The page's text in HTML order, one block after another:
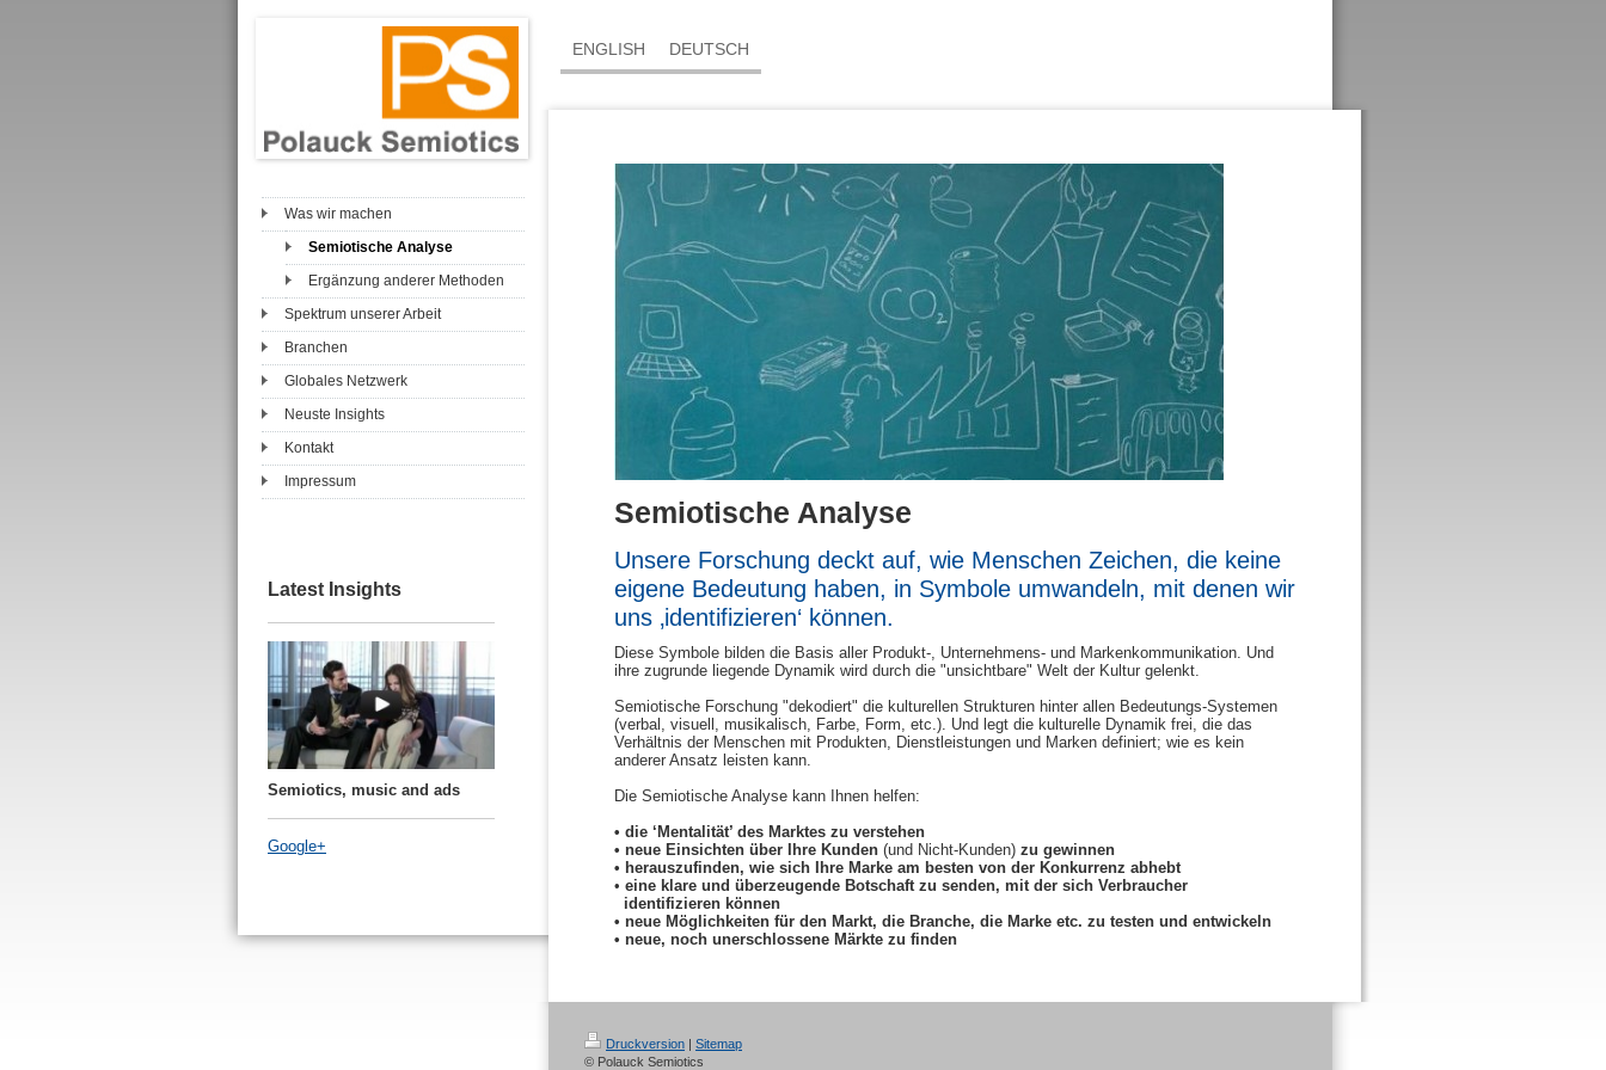
Was wir machen
Semiotische Analyse
Ergänzung anderer Methoden
Spektrum unserer Arbeit
Branchen
Globales Netzwerk
Neuste Insights
Kontakt
Impressum
Latest Insights
Semiotics, music and ads
Google+
ENGLISH DEUTSCH
Semiotische Analyse
Unsere Forschung deckt auf, wie Menschen Zeichen, die keine
eigene Bedeutung haben, in Symbole umwandeln, mit denen wir
uns ‚identifizieren‘ können.
Diese Symbole bilden die Basis aller Produkt-, Unternehmens- und Markenkommunikation. Und
ihre zugrunde liegende Dynamik wird durch die "unsichtbare" Welt der Kultur gelenkt.
Semiotische Forschung "dekodiert" die kulturellen Strukturen hinter allen Bedeutungs-Systemen
(verbal, visuell, musikalisch, Farbe, Form, etc.). Und legt die kulturelle Dynamik frei, die das
Verhältnis der Menschen mit Produkten, Dienstleistungen und Marken definiert; wie es kein
anderer Ansatz leisten kann.
Die Semiotische Analyse kann Ihnen helfen:
• die ‘Mentalität’ des Marktes zu verstehen
• neue Einsichten über Ihre Kunden (und Nicht-Kunden) zu gewinnen
• herauszufinden, wie sich Ihre Marke am besten von der Konkurrenz abhebt
• eine klare und überzeugende Botschaft zu senden, mit der sich Verbraucher
identifizieren können
• neue Möglichkeiten für den Markt, die Branche, die Marke etc. zu testen und entwickeln
• neue, noch unerschlossene Märkte zu finden
Druckversion | Sitemap
© Polauck Semiotics